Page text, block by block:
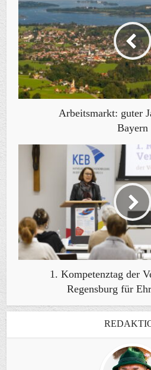
Arbeitsmarkt: guter
Bayern
1. Kompetenztag der
Regensburg für